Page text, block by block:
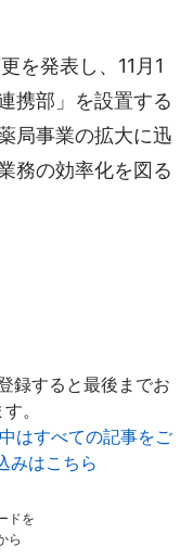
を発表し、11月1
携部」を設置する
局事業の拡大に迅
務の効率化を図る
録すると最後までお
。
はすべての記事をご
みはこちら
ドを
ら